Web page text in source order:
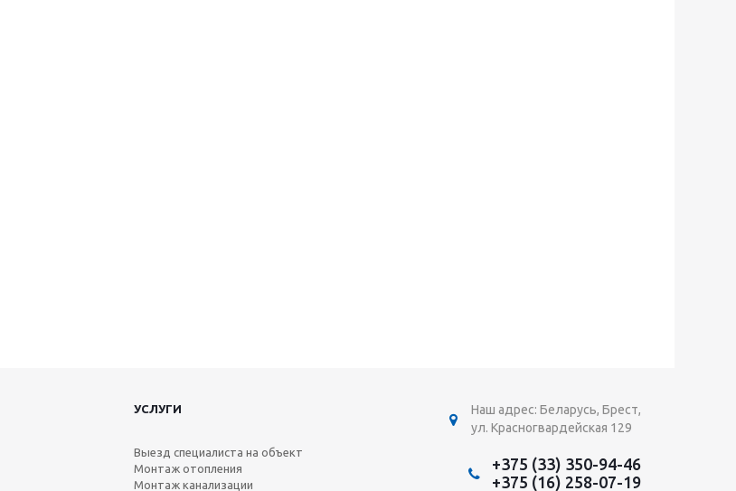
УСЛУГИ
Выезд специалиста на объект
Монтаж отопления
Монтаж канализации
Наш адрес: Беларусь, Брест,
ул. Красногвардейская 129
+375 (33) 350-94-46
+375 (16) 258-07-19